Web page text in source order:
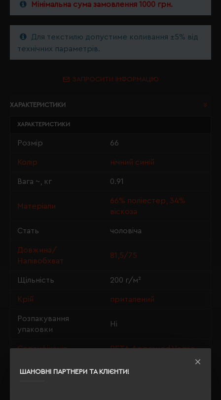
ШАНОВНІ ПАРТНЕРИ ТА КЛІЄНТИ!
Мінімальна сума замовлення 1000 грн.
Для текстилю допустиме коливання ±5% від
технічних параметрів.
ЗАПРОСИТИ ІНФОРМАЦІЮ
ХАРАКТЕРИСТИКИ
ХАРАКТЕРИСТИКИ
Розмір 66
Колір нічний синій
Вага ~, кг 0.91
Матеріали
66% поліестер, 34%
віскоза
Стать чоловіча
Довжина/
Напівобхват
81,5/75
Щільність 200 г/м²
Крій приталений
Розпакування
упаковки
Ні
Сертифікація PETA-Approved Vegan